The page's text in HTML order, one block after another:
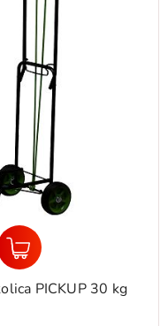
- kartuša 18:1